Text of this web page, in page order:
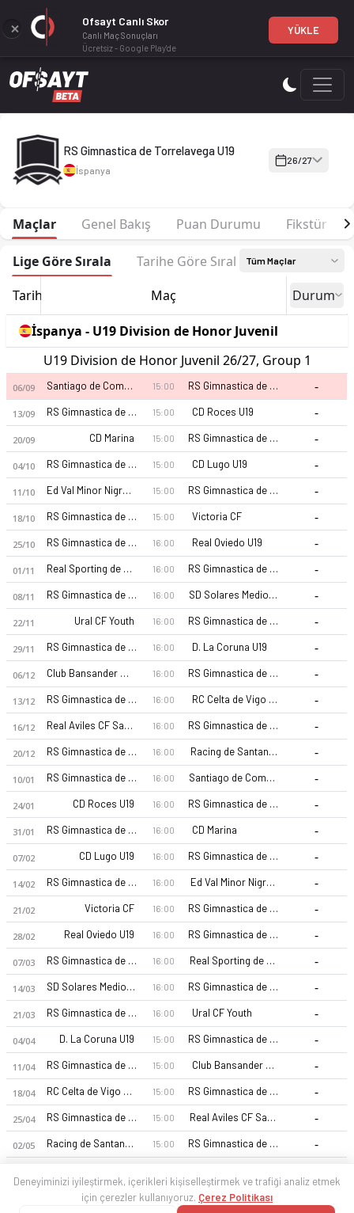
RS Gimnastica de Torrelavega U19 26-27 sezonu | U19
RS Gimnastica de Torrelavega U19 26-27 sezonu | U19
RS Gimnastica de Torrelavega U19
İspanya
26/27
Maçlar Genel Bakış Puan Durumu Fikstür
Lige Göre Sırala Tarihe Göre Sırala Tüm Maçlar
Tarih Maç Durum
İspanya - U19 Division de Honor Juvenil
U19 Division de Honor Juvenil 26/27, Group 1
06/09 Santiago de Compostela CF U19 15:00 RS Gimnastica de Torrelavega U19 -
13/09 RS Gimnastica de Torrelavega U19 15:00 CD Roces U19 -
20/09 CD Marina 15:00 RS Gimnastica de Torrelavega U19 -
04/10 RS Gimnastica de Torrelavega U19 15:00 CD Lugo U19 -
11/10 Ed Val Minor Nigran U19 15:00 RS Gimnastica de Torrelavega U19 -
18/10 RS Gimnastica de Torrelavega U19 15:00 Victoria CF -
25/10 RS Gimnastica de Torrelavega U19 16:00 Real Oviedo U19 -
01/11 Real Sporting de Gijon U19 16:00 RS Gimnastica de Torrelavega U19 -
08/11 RS Gimnastica de Torrelavega U19 16:00 SD Solares Medio Cudeyo U19 -
22/11 Ural CF Youth 16:00 RS Gimnastica de Torrelavega U19 -
29/11 RS Gimnastica de Torrelavega U19 16:00 D. La Coruna U19 -
06/12 Club Bansander U19 16:00 RS Gimnastica de Torrelavega U19 -
13/12 RS Gimnastica de Torrelavega U19 16:00 RC Celta de Vigo U19 -
16/12 Real Aviles CF Sad Juvenil 16:00 RS Gimnastica de Torrelavega U19 -
20/12 RS Gimnastica de Torrelavega U19 16:00 Racing de Santander U19 -
10/01 RS Gimnastica de Torrelavega U19 16:00 Santiago de Compostela CF U19 -
24/01 CD Roces U19 16:00 RS Gimnastica de Torrelavega U19 -
31/01 RS Gimnastica de Torrelavega U19 16:00 CD Marina -
07/02 CD Lugo U19 16:00 RS Gimnastica de Torrelavega U19 -
14/02 RS Gimnastica de Torrelavega U19 16:00 Ed Val Minor Nigran U19 -
21/02 Victoria CF 16:00 RS Gimnastica de Torrelavega U19 -
28/02 Real Oviedo U19 16:00 RS Gimnastica de Torrelavega U19 -
07/03 RS Gimnastica de Torrelavega U19 16:00 Real Sporting de Gijon U19 -
14/03 SD Solares Medio Cudeyo U19 16:00 RS Gimnastica de Torrelavega U19 -
21/03 RS Gimnastica de Torrelavega U19 16:00 Ural CF Youth -
04/04 D. La Coruna U19 15:00 RS Gimnastica de Torrelavega U19 -
11/04 RS Gimnastica de Torrelavega U19 15:00 Club Bansander U19 -
18/04 RC Celta de Vigo U19 15:00 RS Gimnastica de Torrelavega U19 -
25/04 RS Gimnastica de Torrelavega U19 15:00 Real Aviles CF Sad Juvenil -
02/05 Racing de Santander U19 15:00 RS Gimnastica de Torrelavega U19 -
Deneyiminizi iyileştirmek, içerikleri kişiselleştirmek ve trafiği analiz etmek
için çerezler kullanıyoruz. Çerez Politikası
Ofsayt Canlı Skor
Canlı Maç Sonuçları
Ücretsiz - Google Play'de
YÜKLE